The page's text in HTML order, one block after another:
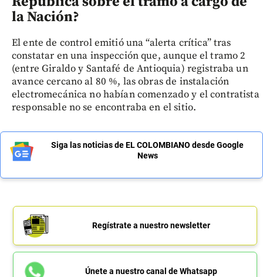
la Nación?
El ente de control emitió una “alerta crítica” tras
constatar en una inspección que, aunque el tramo 2
(entre Giraldo y Santafé de Antioquia) registraba un
avance cercano al 80 %, las obras de instalación
electromecánica no habían comenzado y el contratista
responsable no se encontraba en el sitio.
Siga las noticias de EL COLOMBIANO desde Google
News
Regístrate a nuestro newsletter
Únete a nuestro canal de Whatsapp